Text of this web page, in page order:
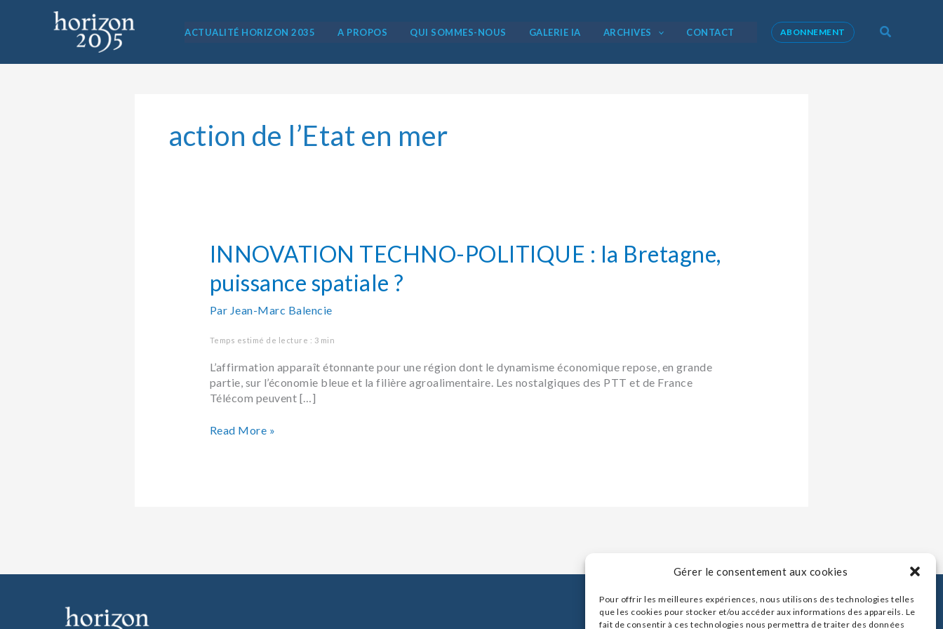
Gérer le consentement aux cookies
Pour offrir les meilleures expériences, nous utilisons des technologies telles
que les cookies pour stocker et/ou accéder aux informations des appareils. Le
fait de consentir à ces technologies nous permettra de traiter des données
ACTUALITÉ HORIZON 2035 A PROPOS QUI SOMMES-NOUS GALERIE IA ARCHIVES CONTACT ABONNEMENT
action de l’Etat en mer
INNOVATION TECHNO-POLITIQUE : la Bretagne,
puissance spatiale ?
Par Jean-Marc Balencie
Temps estimé de lecture : 3 min
L’affirmation apparaît étonnante pour une région dont le dynamisme économique repose, en grande
partie, sur l’économie bleue et la filière agroalimentaire. Les nostalgiques des PTT et de France
Télécom peuvent […]
la
Bretagne,
puissance
spatiale
?
Read More »
Contact